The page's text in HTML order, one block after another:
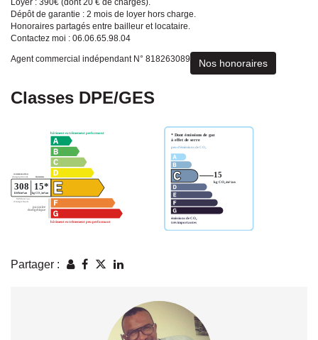
Loyer : 390€ (dont 20 € de charges).
Dépôt de garantie : 2 mois de loyer hors charge.
Honoraires partagés entre bailleur et locataire.
Contactez moi : 06.06.65.98.04
Agent commercial indépendant N° 818263089 Nos honoraires
Classes DPE/GES
Partager :